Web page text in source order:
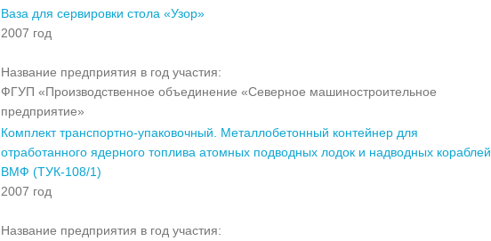
Ваза для сервировки стола «Узор»
2007 год
Название предприятия в год участия:
ФГУП «Производственное объединение «Северное машиностроительное
предприятие»
Комплект транспортно-упаковочный. Металлобетонный контейнер для
отработанного ядерного топлива атомных подводных лодок и надводных кораблей
ВМФ (ТУК-108/1)
2007 год
Название предприятия в год участия: